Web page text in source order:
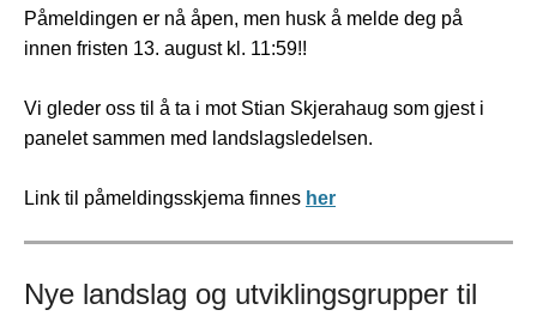
Påmeldingen er nå åpen, men husk å melde deg på
innen fristen 13. august kl. 11:59!!
Vi gleder oss til å ta i mot Stian Skjerahaug som gjest i
panelet sammen med landslagsledelsen.
Link til påmeldingsskjema finnes her
Nye landslag og utviklingsgrupper til